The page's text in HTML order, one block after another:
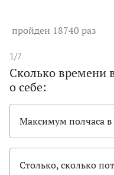
пройден 18740 раз
1/7
Сколько времени
о себе:
Максимум полчаса в
Столько, сколько